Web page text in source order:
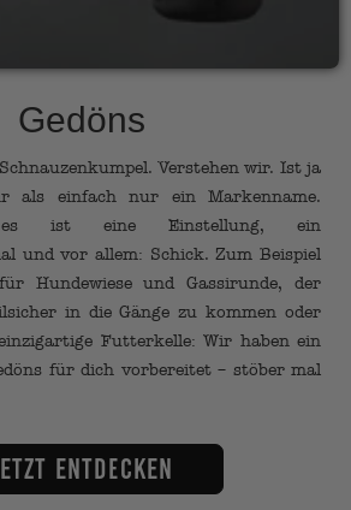
Gedöns
Verstehen wir. Ist ja
als einfach nur ein Markenname.
ist eine Einstellung, ein
und vor allem: Schick. Zum Beispiel
Hundewiese und Gassirunde, der
in die Gänge zu kommen oder
Futterkelle: Wir haben ein
für dich vorbereitet – stöber mal
entdecken